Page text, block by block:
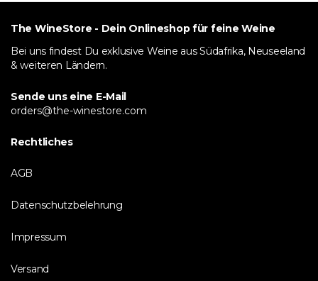
The WineStore - Dein Onlineshop für feine Weine
Bei uns findest Du exklusive Weine aus Südafrika, Neuseeland
& weiteren Ländern.
Sende uns eine E-Mail
orders@the-winestore.com
Rechtliches
AGB
Datenschutzbelehrung
Impressum
Versand